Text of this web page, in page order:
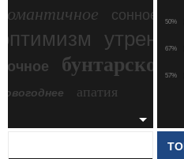
сонное
бунтарское
апатия
50%
67%
57%
89%